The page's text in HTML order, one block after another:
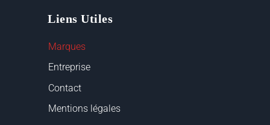
Liens Utiles
Marques
Entreprise
Contact
Mentions légales